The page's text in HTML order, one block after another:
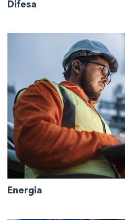
Temporizzazione e
che richiedono servizi e
Difesa
Energia